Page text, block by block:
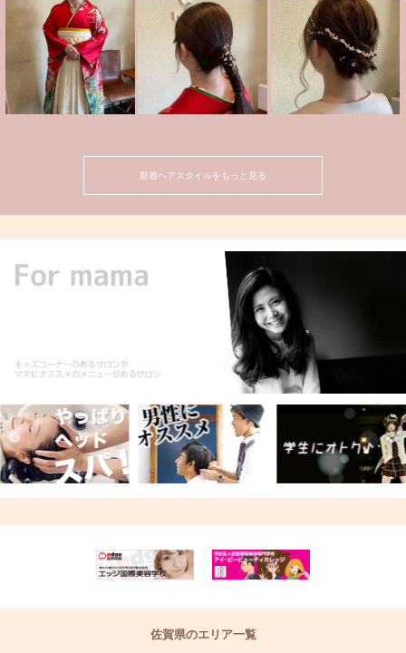
新着ヘアスタイルをもっと見る
佐賀県のエリア一覧